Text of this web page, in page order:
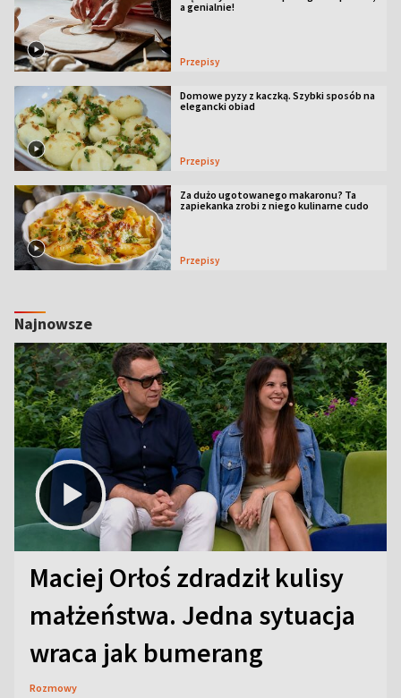
a genialnie!
Przepisy
Domowe pyzy z kaczką. Szybki sposób na
elegancki obiad
Przepisy
Za dużo ugotowanego makaronu? Ta
zapiekanka zrobi z niego kulinarne cudo
Przepisy
Najnowsze
Maciej Orłoś zdradził kulisy
małżeństwa. Jedna sytuacja
wraca jak bumerang
Rozmowy